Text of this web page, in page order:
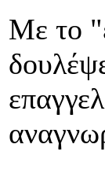
Με το